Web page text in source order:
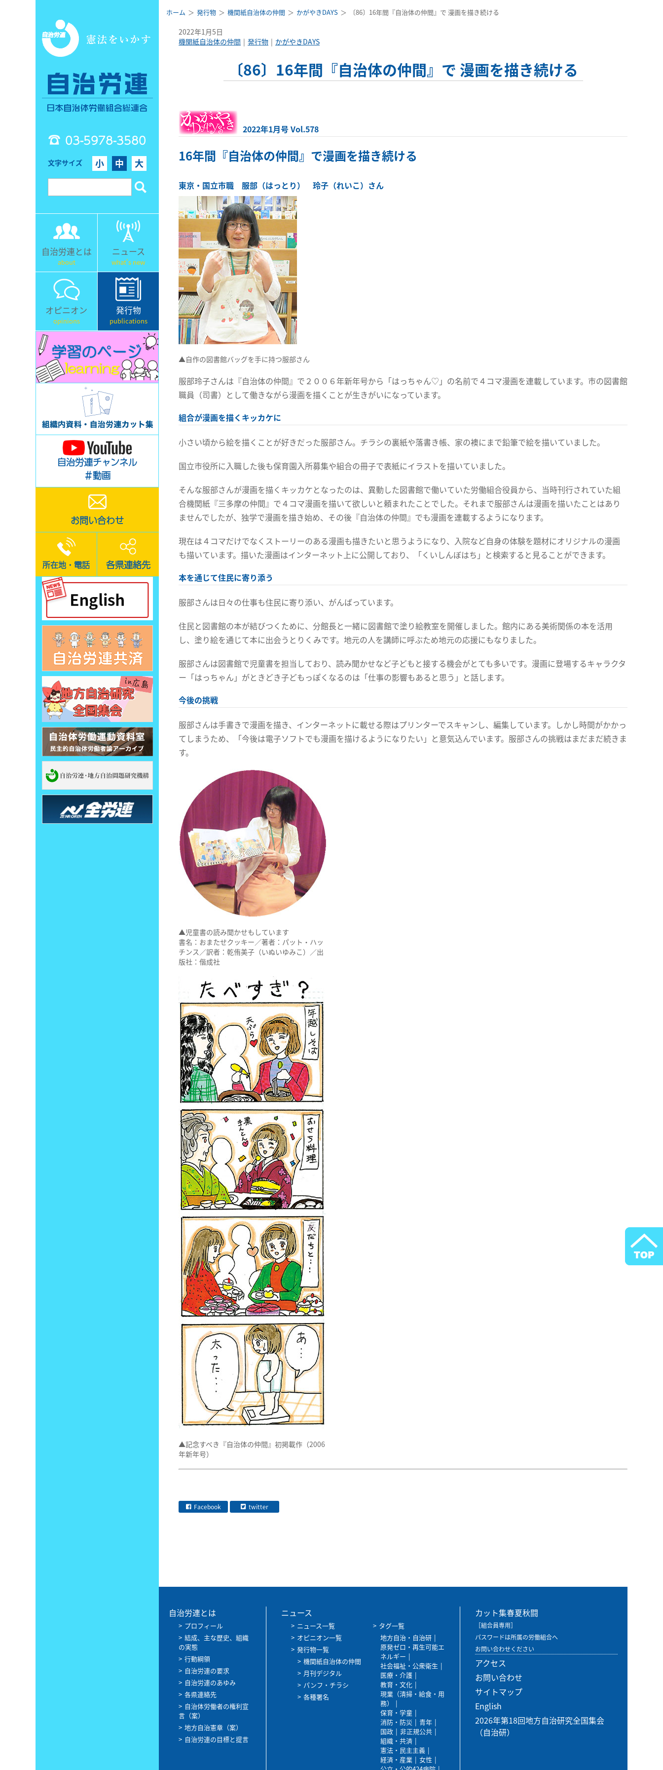
03-5978-3580
文字サイズ 小 中 大
自治労連とは
about
ニュース
what's new
オピニオン
opinions
発行物
publications
自治労連チャンネル
＃動画
お問い合わせ
所在地・電話 各県連絡先
ホーム 発行物 機関紙自治体の仲間 かがやきDAYS 〔86〕16年間『自治体の仲間』で 漫画を描き続ける
2022年1月5日
機関紙自治体の仲間
発行物 かがやきDAYS
〔86〕16年間『自治体の仲間』で 漫画を描き続ける
2022年1月号 Vol.578
16年間『自治体の仲間』で漫画を描き続ける
東京・国立市職 服部（はっとり） 玲子（れいこ）さん
▲自作の図書館バッグを手に持つ服部さん
服部玲子さんは『自治体の仲間』で２００６年新年号から「はっちゃん♡」の名前で４コマ漫画を連載しています。市の図書館
職員（司書）として働きながら漫画を描くことが生きがいになっています。
組合が漫画を描くキッカケに
小さい頃から絵を描くことが好きだった服部さん。チラシの裏紙や落書き帳、家の襖にまで鉛筆で絵を描いていました。
国立市役所に入職した後も保育園入所募集や組合の冊子で表紙にイラストを描いていました。
そんな服部さんが漫画を描くキッカケとなったのは、異動した図書館で働いていた労働組合役員から、当時刊行されていた組
合機関紙『三多摩の仲間』で４コマ漫画を描いて欲しいと頼まれたことでした。それまで服部さんは漫画を描いたことはあり
ませんでしたが、独学で漫画を描き始め、その後『自治体の仲間』でも漫画を連載するようになります。
現在は４コマだけでなくストーリーのある漫画も描きたいと思うようになり、入院など自身の体験を題材にオリジナルの漫画
も描いています。描いた漫画はインターネット上に公開しており、「くいしんぼはち」と検索すると見ることができます。
本を通じて住民に寄り添う
服部さんは日々の仕事も住民に寄り添い、がんばっています。
住民と図書館の本が結びつくために、分館長と一緒に図書館で塗り絵教室を開催しました。館内にある美術関係の本を活用
し、塗り絵を通じて本に出会うとりくみです。地元の人を講師に呼ぶため地元の応援にもなりました。
服部さんは図書館で児童書を担当しており、読み聞かせなど子どもと接する機会がとても多いです。漫画に登場するキャラクタ
ー「はっちゃん」がときどき子どもっぽくなるのは「仕事の影響もあると思う」と話します。
今後の挑戦
服部さんは手書きで漫画を描き、インターネットに載せる際はプリンターでスキャンし、編集しています。しかし時間がかかっ
てしまうため、「今後は電子ソフトでも漫画を描けるようになりたい」と意気込んでいます。服部さんの挑戦はまだまだ続きま
す。
▲児童書の読み聞かせもしています
書名：おまたせクッキー／著者：パット・ハッ
チンス／訳者：乾侑美子（いぬいゆみこ）／出
版社：偕成社
▲記念すべき『自治体の仲間』初掲載作（2006
年新年号）
Facebook twitter
自治労連とは
プロフィール
結成、主な歴史、組織
の実態
行動綱領
自治労連の要求
自治労連のあゆみ
各県連絡先
自治体労働者の権利宣
言（案）
地方自治憲章（案）
自治労連の目標と提言
ニュース
ニュース一覧
オピニオン一覧
発行物一覧
機関紙自治体の仲間
月刊デジタル
パンフ・チラシ
各種署名
タグ一覧
地方自治・自治研
原発ゼロ・再生可能エ
ネルギー
社会福祉・公衆衛生
医療・介護
教育・文化
現業（清掃・給食・用
務）
保育・学童
消防・防災
青年
国政
非正規公共
組織・共済
憲法・民主主義
経済・産業
女性
カット集春夏秋闘
［組合員専用］
パスワードは所属の労働組合へ
お問い合わせください
アクセス
お問い合わせ
サイトマップ
English
2026年第18回地方自治研究全国集会
（自治研）